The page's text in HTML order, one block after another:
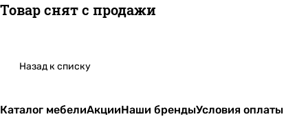
Товар снят с продажи
Назад к списку
Каталог мебелиАкцииНаши брендыУсловия оплаты